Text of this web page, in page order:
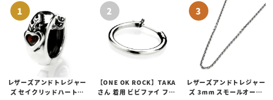
レザーズアンドトレジャー
ズ セイクリッドハートピ
【ONE OK ROCK】TAKA
さん 着用 ビビファイ フー
レザーズアンドトレジャー
ズ 3mm スモールオーバ